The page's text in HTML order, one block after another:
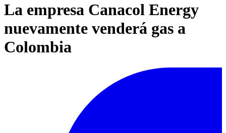
La empresa Canacol Energy
nuevamente venderá gas a
Colombia